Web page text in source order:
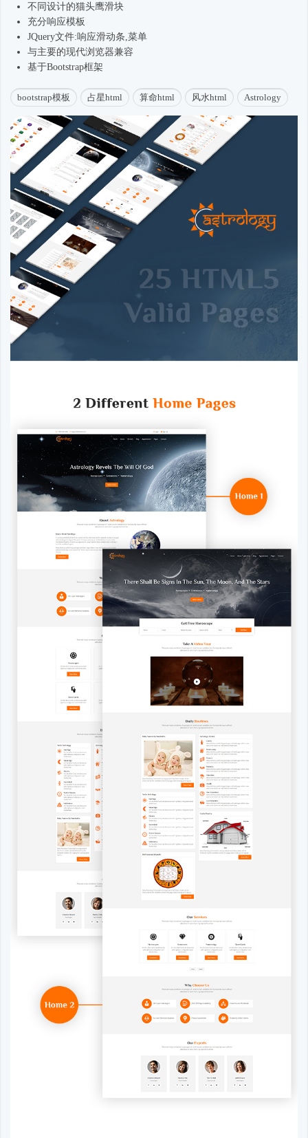
不同设计的猫头鹰滑块
充分响应模板
JQuery文件:响应滑动条,菜单
与主要的现代浏览器兼容
基于Bootstrap框架
bootstrap模板 占星html 算命html 风水html Astrology